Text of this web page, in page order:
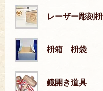
レーザー彫刻枡
枡箱 枡袋
鏡開き道具